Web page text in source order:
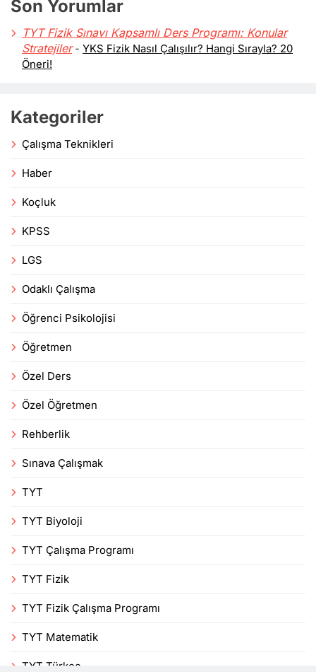
Son Yorumlar
TYT Fizik Sınavı Kapsamlı Ders Programı: Konular
Stratejiler- YKS Fizik Nasıl Çalışılır? Hangi Sırayla? 20
Öneri!
Kategoriler
Çalışma Teknikleri
Haber
Koçluk
KPSS
LGS
Odaklı Çalışma
Öğrenci Psikolojisi
Öğretmen
Özel Ders
Özel Öğretmen
Rehberlik
Sınava Çalışmak
TYT
TYT Biyoloji
TYT Çalışma Programı
TYT Fizik
TYT Fizik Çalışma Programı
TYT Matematik
TYT Türkçe